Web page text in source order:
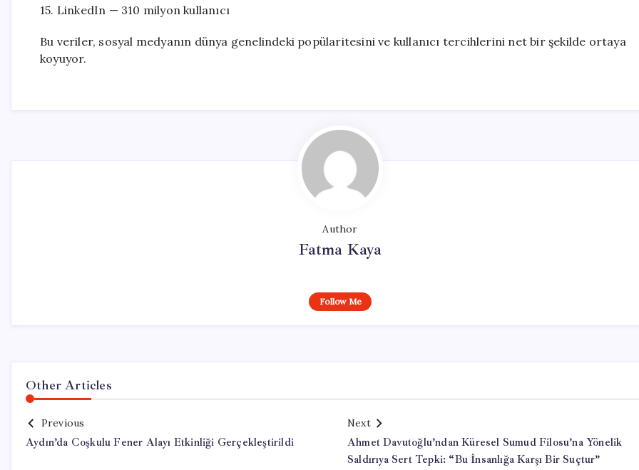
15. LinkedIn — 310 milyon kullanıcı
Bu veriler, sosyal medyanın dünya genelindeki popülaritesini ve kullanıcı tercihlerini net bir şekilde ortaya
koyuyor.
Author
Fatma Kaya
Follow Me
Other Articles
Previous
Aydın’da Coşkulu Fener Alayı Etkinliği Gerçekleştirildi
Next
Ahmet Davutoğlu’ndan Küresel Sumud Filosu’na Yönelik
Saldırıya Sert Tepki: “Bu İnsanlığa Karşı Bir Suçtur”